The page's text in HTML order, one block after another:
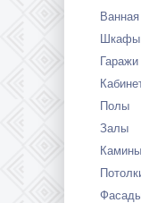
Ванная
Шкафы
Гаражи
Полы
Залы
Камины